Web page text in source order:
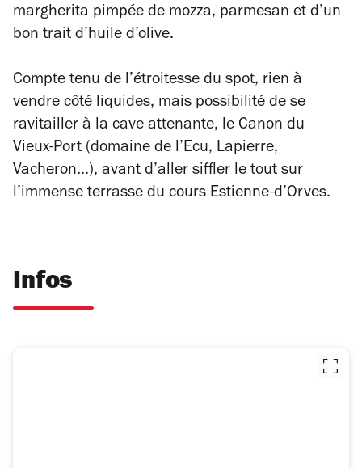
margherita pimpée de mozza, parmesan et d’un
bon trait d’huile d’olive.
Compte tenu de l’étroitesse du spot, rien à
vendre côté liquides, mais possibilité de se
ravitailler à la cave attenante, le Canon du
Vieux-Port (domaine de l’Ecu, Lapierre,
Vacheron…), avant d’aller siffler le tout sur
l’immense terrasse du cours Estienne-d’Orves.
Infos